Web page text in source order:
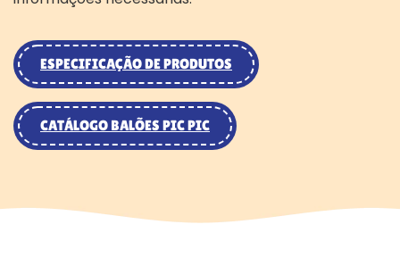
ESPECIFICAÇÃO DE PRODUTOS
CATÁLOGO BALÕES PIC PIC